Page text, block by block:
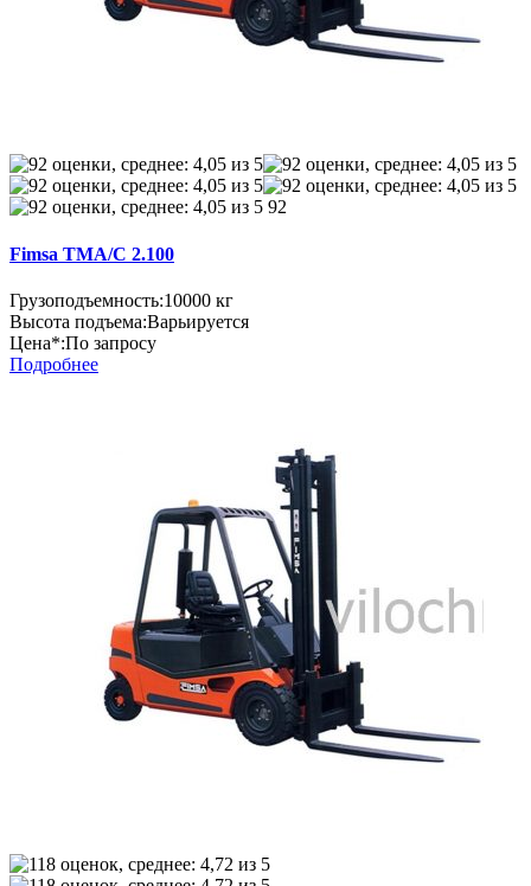
92
Fimsa TMA/C 2.100
Грузоподъемность:10000 кг
Высота подъема:Варьируется
Цена*:По запросу
Подробнее